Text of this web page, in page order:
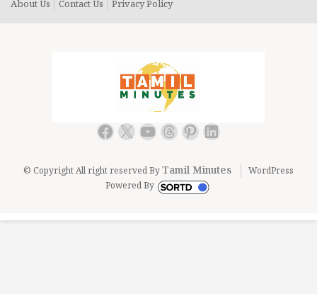
About Us Contact Us Privacy Policy
Facebook
X YouTube
Threads
Pinterest
LinkedIn
© Copyright All right reserved ByTamil Minutes
WordPress
Powered By